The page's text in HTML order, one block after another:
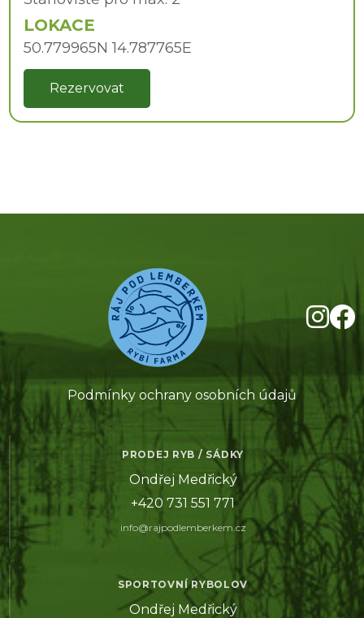
LOKACE
50.779965N 14.787765E
Rezervovat
Podmínky ochrany osobních údajů
PRODEJ RYB / SÁDKY
Ondřej Medřický
+420 731 551 771
info@rajpodlemberkem.cz
SPORTOVNÍ RYBOLOV
Ondřej Medřický